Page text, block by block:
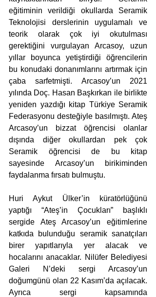
eğitiminin verildiği okullarda Seramik
Teknolojisi derslerinin uygulamalı ve
teorik olarak çok iyi okutulması
gerektiğini vurgulayan Arcasoy, uzun
yıllar boyunca yetiştirdiği öğrencilerin
bu konudaki donanımlarını artırmak için
çaba sarfetmişti. Arcasoy’un 2021
yılında Doç. Hasan Başkırkan ile birlikte
yeniden yazdığı kitap Türkiye Seramik
Federasyonu desteğiyle basılmıştı. Ateş
Arcasoy’un bizzat öğrencisi olanlar
dışında diğer okullardan pek çok
Seramik öğrencisi de bu kitap
sayesinde Arcasoy’un birikiminden
faydalanma fırsatı bulmuştu.
Huri Aykut Ülker’in küratörlüğünü
yaptığı “Ateş’in Çocukları” başlıklı
sergide Ateş Arcasoy’un eğitimlerine
katkıda bulunduğu seramik sanatçıları
birer yapıtlarıyla yer alacak ve
hocalarını anacaklar. Nilüfer Belediyesi
Galeri N’deki sergi Arcasoy’un
doğumgünü olan 22 Kasım’da açılacak.
Ayrıca sergi kapsamında